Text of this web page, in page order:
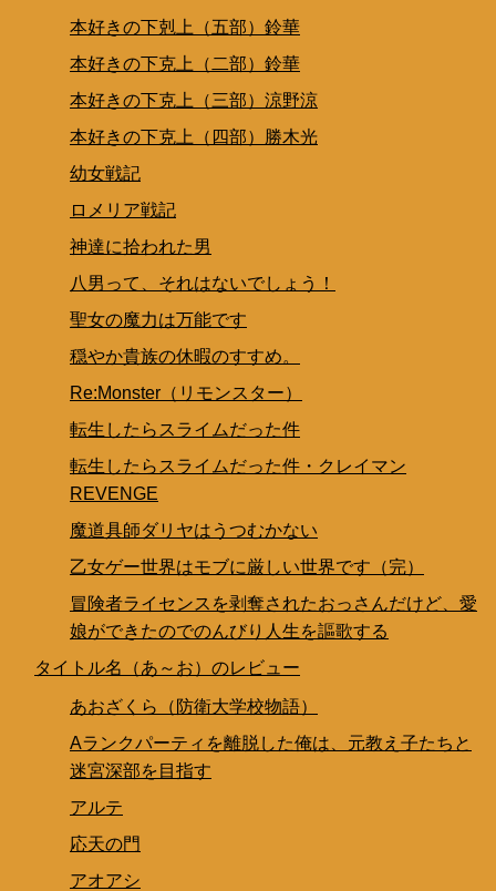
本好きの下剋上（五部）鈴華
本好きの下克上（二部）鈴華
本好きの下克上（三部）涼野涼
本好きの下克上（四部）勝木光
幼女戦記
ロメリア戦記
神達に拾われた男
八男って、それはないでしょう！
聖女の魔力は万能です
穏やか貴族の休暇のすすめ。
Re:Monster（リモンスター）
転生したらスライムだった件
転生したらスライムだった件・クレイマン
REVENGE
魔道具師ダリヤはうつむかない
乙女ゲー世界はモブに厳しい世界です（完）
冒険者ライセンスを剥奪されたおっさんだけど、愛
娘ができたのでのんびり人生を謳歌する
タイトル名（あ～お）のレビュー
あおざくら（防衛大学校物語）
Aランクパーティを離脱した俺は、元教え子たちと
迷宮深部を目指す
アルテ
応天の門
アオアシ